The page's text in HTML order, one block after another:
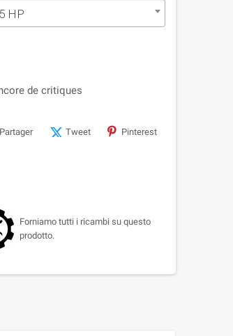
HP
de critiques
Partager Tweet Pinterest
Forniamo tutti i ricambi su questo
prodotto.